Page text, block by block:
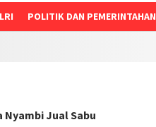
POLITIK DAN PEMERINTAHAN
Jual Sabu